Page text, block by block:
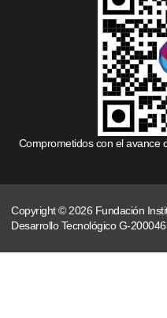
Comprometidos con el avance
Copyright © 2026 Fundación
Desarrollo Tecnológico G-